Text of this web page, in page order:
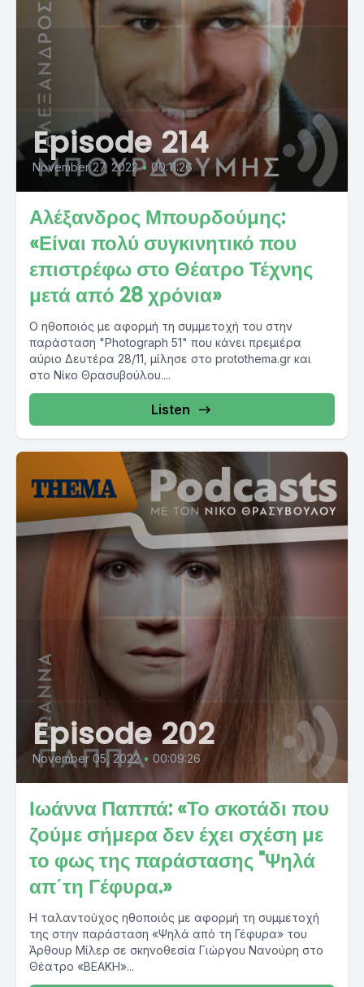
Episode 214
November 27, 2022 • 00:11:26
Αλέξανδρος Μπουρδούμης:
«Είναι πολύ συγκινητικό που
επιστρέφω στο Θέατρο Τέχνης
μετά από 28 χρόνια»
Ο ηθοποιός με αφορμή τη συμμετοχή του στην
παράσταση "Photograph 51" που κάνει πρεμιέρα
αύριο Δευτέρα 28/11, μίλησε στο protothema.gr και
στο Νίκο Θρασυβούλου....
Listen
Episode 202
November 05, 2022 • 00:09:26
Ιωάννα Παππά: «Το σκοτάδι που
ζούμε σήμερα δεν έχει σχέση με
το φως της παράστασης "Ψηλά
απ΄τη Γέφυρα.»
Η ταλαντούχος ηθοποιός με αφορμή τη συμμετοχή
της στην παράσταση «Ψηλά από τη Γέφυρα» του
Άρθουρ Μίλερ σε σκηνοθεσία Γιώργου Νανούρη στο
Θέατρο «ΒΕΑΚΗ»...